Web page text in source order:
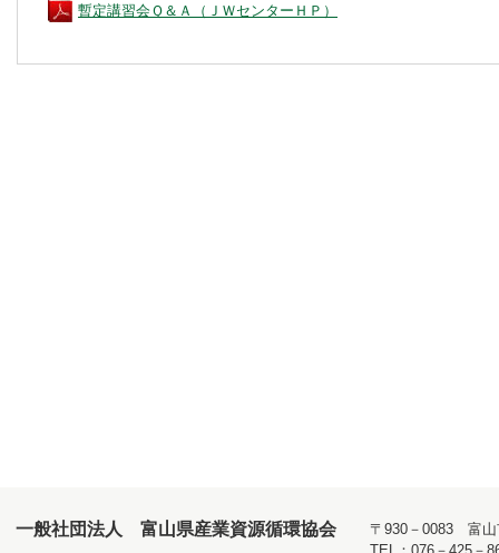
暫定講習会Ｑ＆Ａ（ＪＷセンターＨＰ）
一般社団法人 富山県産業資源循環協会
〒930－0083 富山